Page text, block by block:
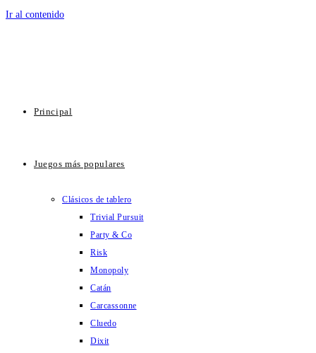
Ir al contenido
Principal
Juegos más populares
Clásicos de tablero
Trivial Pursuit
Party & Co
Risk
Monopoly
Catán
Carcassonne
Cluedo
Dixit